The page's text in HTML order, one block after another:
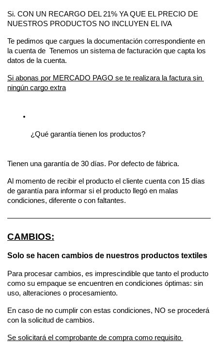
Si. CON UN RECARGO DEL 21% YA QUE EL PRECIO DE
NUESTROS PRODUCTOS NO INCLUYEN EL IVA
Te pedimos que cargues la documentación correspondiente en
la cuenta de  Tenemos un sistema de facturación que capta los
datos de la cuenta.
Si abonas por MERCADO PAGO se te realizara la factura sin
ningún cargo extra
¿Qué garantía tienen los productos?
Tienen una garantía de 30 días. Por defecto de fábrica.
Al momento de recibir el producto el cliente cuenta con 15 días
de garantía para informar si el producto llegó en malas
condiciones, diferente o con faltantes.
————————————————————————————
CAMBIOS:
Solo se hacen cambios de nuestros productos textiles
Para procesar cambios, es imprescindible que tanto el producto
como su empaque se encuentren en condiciones óptimas: sin
uso, alteraciones o procesamiento.
En caso de no cumplir con estas condiciones, NO se procederá
con la solicitud de cambios.
Se solicitará el comprobante de compra como requisito